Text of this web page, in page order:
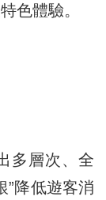
色體驗。
層次、全
”降低遊客消